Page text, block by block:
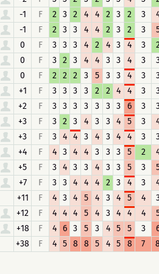
-1 F 2 3 2 4 4 2 3 2 3
-1 F 2 3 3 4 4 2 3 2 3
0 F 3 3 3 4 2 4 3 4 3
0 F 3 2 3 4 4 3 3 4 3
0 F 2 2 2 3 5 3 3 4 3
+1 F 3 3 3 3 2 2 4 4 3
+2 F 3 3 3 3 3 3 3 6 3
+3 F 3 2 3 4 3 3 4 5 3
+3 F 3 4 4 3 4 3 4 4 3
+4 F 4 3 4 4 3 3 3 5 2
+5 F 3 4 3 3 4 3 3 5 3
+7 F 3 3 4 4 4 2 3 4 3
+11 F 4 3 4 5 4 3 4 5 4
+12 F 4 4 4 5 4 3 4 4 4
+18 F 4 6 3 5 3 4 5 5 3
+38 F 4 5 8 8 5 4 5 8 7